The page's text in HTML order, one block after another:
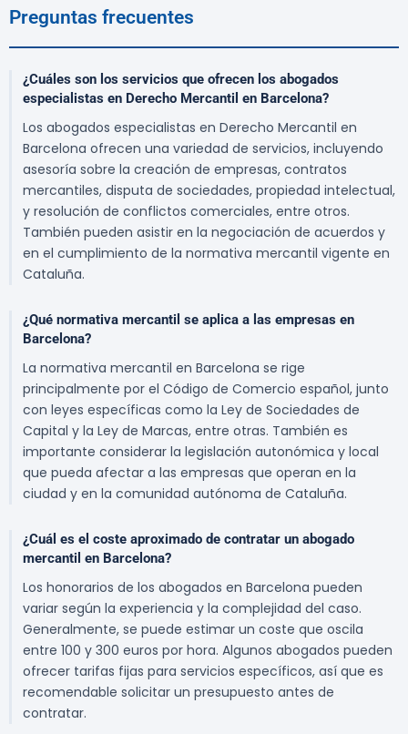
Preguntas frecuentes
¿Cuáles son los servicios que ofrecen los abogados
especialistas en Derecho Mercantil en Barcelona?
Los abogados especialistas en Derecho Mercantil en
Barcelona ofrecen una variedad de servicios, incluyendo
asesoría sobre la creación de empresas, contratos
mercantiles, disputa de sociedades, propiedad intelectual,
y resolución de conflictos comerciales, entre otros.
También pueden asistir en la negociación de acuerdos y
en el cumplimiento de la normativa mercantil vigente en
Cataluña.
¿Qué normativa mercantil se aplica a las empresas en
Barcelona?
La normativa mercantil en Barcelona se rige
principalmente por el Código de Comercio español, junto
con leyes específicas como la Ley de Sociedades de
Capital y la Ley de Marcas, entre otras. También es
importante considerar la legislación autonómica y local
que pueda afectar a las empresas que operan en la
ciudad y en la comunidad autónoma de Cataluña.
¿Cuál es el coste aproximado de contratar un abogado
mercantil en Barcelona?
Los honorarios de los abogados en Barcelona pueden
variar según la experiencia y la complejidad del caso.
Generalmente, se puede estimar un coste que oscila
entre 100 y 300 euros por hora. Algunos abogados pueden
ofrecer tarifas fijas para servicios específicos, así que es
recomendable solicitar un presupuesto antes de
contratar.